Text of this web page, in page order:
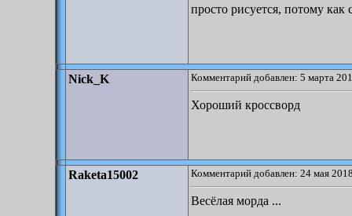
просто рисуется, потому
Nick_K Комментарий добавлен: 5 марта
Хороший кроссворд
Raketa15002 Комментарий добавлен: 24 мая
Весёлая морда ...